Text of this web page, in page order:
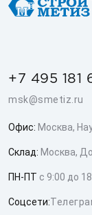
+7 495 181
msk@smetiz.ru
Офис: Москва,
Склад: Москва,
ПН-ПТ с 9:00 до
Соцсети: